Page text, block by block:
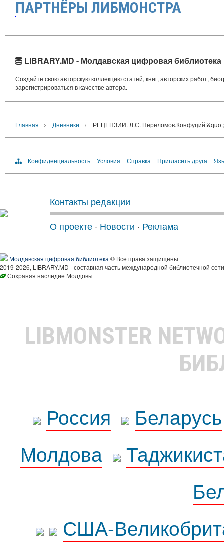
ПАРТНЁРЫ ЛИБМОНСТРА
LIBRARY.MD - Молдавская цифровая библиотека
Создайте свою авторскую коллекцию статей, книг, авторских работ,
зарегистрироваться в качестве автора.
Главная › Дневники › РЕЦЕНЗИИ. Л.С.
Конфиденциальность Условия Справка Пригласить друга
Контакты редакции
О проекте · Новости · Реклама
Молдавская цифровая библиотека © Все права защищены
2019-2026, LIBRARY.MD - составная часть международной библиотечной
Сохраняя наследие Молдовы
LIBMONSTER
Россия
Беларусь
Молдова
США-